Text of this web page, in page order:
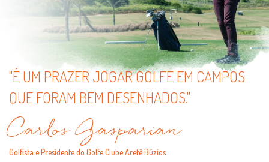
"É UM PRAZER JOGAR GOLFE EM CAMPOS
QUE FORAM BEM DESENHADOS."
Carlos Gasparian
Golfista e Presidente do Golfe Clube Aretê Búzios